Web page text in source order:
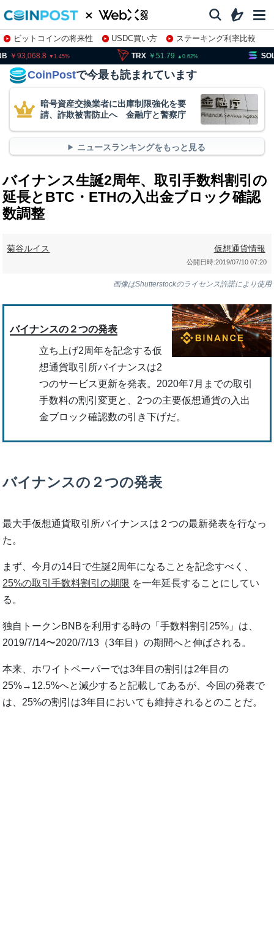
ビットコインの将来性 USDC買い方
ステーキング利率比較
株特集・関連銘柄
1.45 TRX 51.79 0.62 SOL
CoinPostで今最も読まれています
暗号資産交換業者に出庫制限強化を要
請、詐欺被害防止へ 金融庁と警察庁
ニュースランキングをもっと見る
バイナンス生誕2周年、取引手数料割引の
延長とBTC・ETHの入出金ブロック確認
数調整
菊谷ルイス 仮想通貨情報
公開日時:2019/07/10 07:20
画像はShutterstockのライセンス許諾により使用
バイナンスの２つの発表
立ち上げ2周年を記念する仮
想通貨取引所バイナンスは2
つのサービス更新を発表。2020年7月までの取引
手数料の割引変更と、2つの主要仮想通貨の入出
金ブロック確認数の引き下げだ。
バイナンスの２つの発表
最大手仮想通貨取引所バイナンスは２つの最新発表を行なっ
た。
まず、今月の14日で生誕2周年になることを記念すべく、
25%の取引手数料割引の期限 を一年延長することにしてい
る。
独自トークンBNBを利用する時の「手数料割引25%」は、
2019/7/14〜2020/7/13（3年目）の期間へと伸ばされる。
本来、ホワイトペーパーでは3年目の割引は2年目の
25%→12.5%へと減少すると記載してあるが、今回の発表で
は、25%の割引は3年目においても維持されるとのことだ。